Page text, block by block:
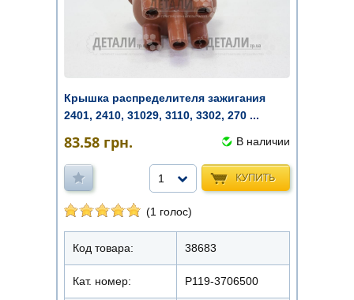
Крышка распределителя зажигания
2401, 2410, 31029, 3110, 3302, 270 ...
83.58 грн. В наличии
КУПИТЬ
1
(1 голос)
Код товара: 38683
Кат. номер: Р119-3706500